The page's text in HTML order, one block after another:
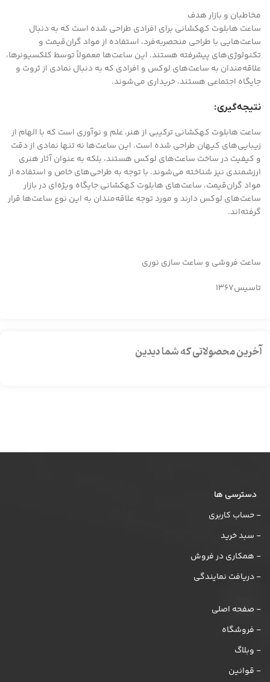
مخاطبان و بازار هدف
ساعت هابلوت کهکشانی برای افرادی طراحی شده است که به دنبال
ساعت‌هایی با طراحی منحصربه‌فرد، استفاده از مواد گران‌قیمت و
تکنولوژی‌های پیشرفته هستند. این ساعت‌ها معمولاً توسط کلکسیونرها،
علاقه‌مندان به ساعت‌های لوکس و افرادی که به دنبال نمادی از ثروت و
جایگاه اجتماعی هستند، خریداری می‌شوند.
نتیجه‌گیری:
ساعت هابلوت کهکشانی ترکیبی از هنر، علم و نوآوری است که با الهام از
زیبایی‌های کیهان طراحی شده است. این ساعت‌ها نه تنها نمادی از دقت
و کیفیت در ساخت ساعت‌های لوکس هستند، بلکه به عنوان آثار هنری
ارزشمندی نیز شناخته می‌شوند. با توجه به طراحی‌های خاص و استفاده از
مواد گران‌قیمت، ساعت‌های هابلوت کهکشانی جایگاه ویژه‌ای در بازار
ساعت‌های لوکس دارند و مورد توجه علاقه‌مندان به این نوع ساعت‌ها قرار
گرفته‌اند.
ساعت فروشی و ساعت سازی نوری
تاسیس1367
آخرین محصولاتی که شما دیدین
دسترسی ها
- حساب کاربری
- سبد خرید
- همکاری در فروش
- دریافت نمایندگی
- صفحه اصلی
- فروشگاه
- وبلاگ
- قوانین